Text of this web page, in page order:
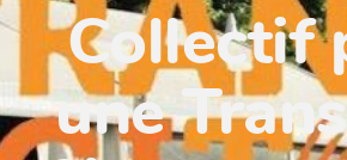
Collectif
une